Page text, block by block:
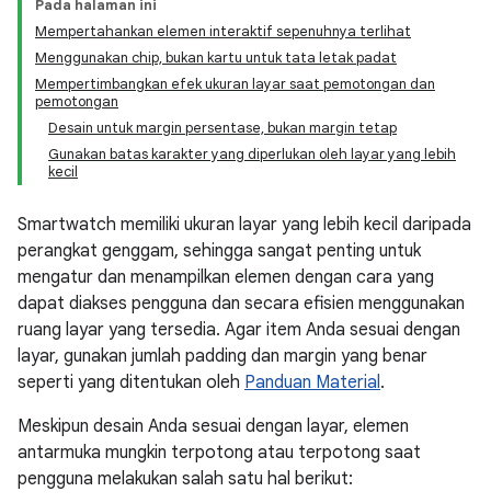
Pada halaman ini
Mempertahankan elemen interaktif sepenuhnya terlihat
Menggunakan chip, bukan kartu untuk tata letak padat
Mempertimbangkan efek ukuran layar saat pemotongan dan
pemotongan
Desain untuk margin persentase, bukan margin tetap
Gunakan batas karakter yang diperlukan oleh layar yang lebih
kecil
Smartwatch memiliki ukuran layar yang lebih kecil daripada
perangkat genggam, sehingga sangat penting untuk
mengatur dan menampilkan elemen dengan cara yang
dapat diakses pengguna dan secara efisien menggunakan
ruang layar yang tersedia. Agar item Anda sesuai dengan
layar, gunakan jumlah padding dan margin yang benar
seperti yang ditentukan oleh Panduan Material.
Meskipun desain Anda sesuai dengan layar, elemen
antarmuka mungkin terpotong atau terpotong saat
pengguna melakukan salah satu hal berikut: